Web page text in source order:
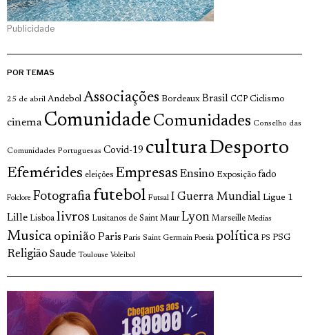
Publicidade
POR TEMAS
25 de abril Andebol Associações Bordeaux Brasil CCP Ciclismo
cinema Comunidade Comunidades Conselho das
Comunidades Portuguesas Covid-19 culturaDesporto
Efemérides eleições Empresas Ensino Exposição fado
Folclore Fotografia futebol Futsal I Guerra Mundial Ligue 1
Lille Lisboa livros Lusitanos de Saint Maur Lyon Marseille Medias
Musica opinião Paris Paris Saint Germain Poesia política PS PSG
Religião Saude Toulouse Voleibol